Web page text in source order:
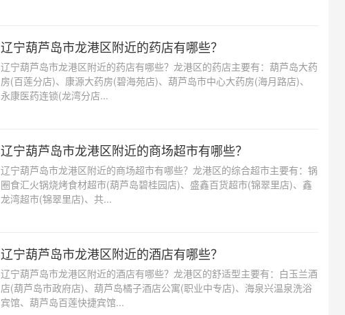
辽宁葫芦岛市龙港区附近的药店有哪些？
辽宁葫芦岛市龙港区附近的药店有哪些？龙港区的药店主要有：葫芦岛大药
房(百莲分店)、康源大药房(碧海苑店)、葫芦岛市中心大药房(海月路店)、
永康医药连锁(龙湾分店...
辽宁葫芦岛市龙港区附近的商场超市有哪些？
辽宁葫芦岛市龙港区附近的商场超市有哪些？龙港区的综合超市主要有：锅
圈食汇火锅烧烤食材超市(葫芦岛碧桂园店)、盛鑫百货超市(锦翠里店)、鑫
龙湾超市(锦翠里店)、共...
辽宁葫芦岛市龙港区附近的酒店有哪些？
辽宁葫芦岛市龙港区附近的酒店有哪些？龙港区的舒适型主要有：白玉兰酒
店(葫芦岛市政府店)、葫芦岛橘子酒店公寓(职业中专店)、海泉兴温泉洗浴
宾馆、葫芦岛百莲快捷宾馆...